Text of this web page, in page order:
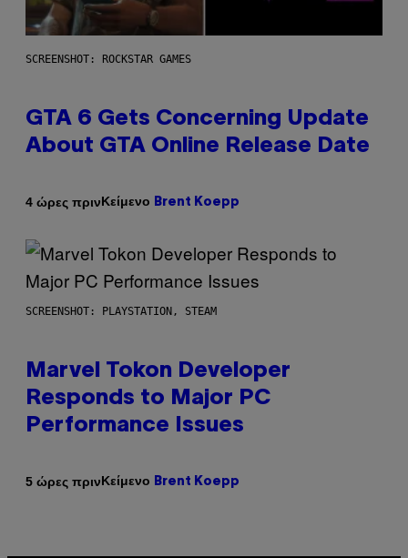
SCREENSHOT: ROCKSTAR GAMES
GTA 6 Gets Concerning Update
About GTA Online Release Date
4 ώρες πρινΚείμενο Brent Koepp
SCREENSHOT: PLAYSTATION, STEAM
Marvel Tokon Developer
Responds to Major PC
Performance Issues
5 ώρες πρινΚείμενο Brent Koepp